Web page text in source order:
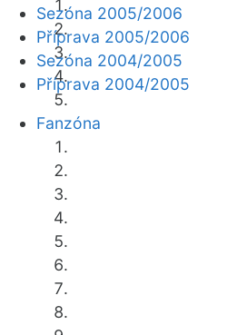
Fanzóna
Sezóna 2005/2006
Příprava 2005/2006
Sezóna 2004/2005
Příprava 2004/2005